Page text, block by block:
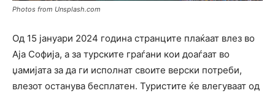
Photos from Unsplash.com
Од 15 јануари 2024 година странците плаќаат влез во
Аја Софија, a за турските граѓани кои доаѓаат во
џамијата за да ги исполнат своите верски потреби,
влезот останува бесплатен. Туристите ќе влегуваат од